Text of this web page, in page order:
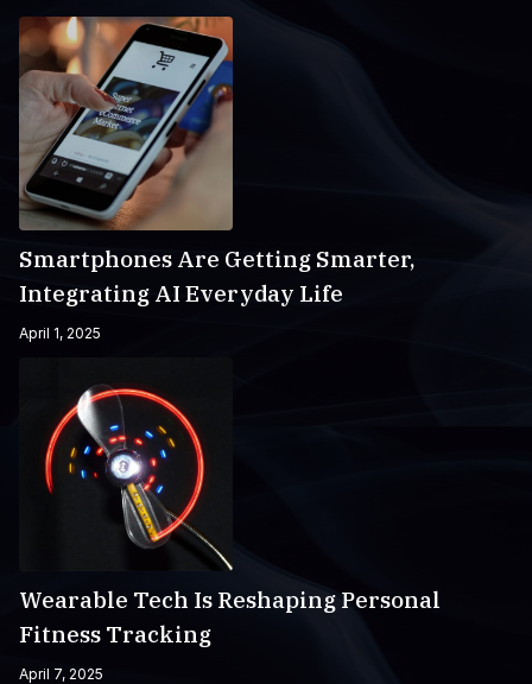
Smartphones Are Getting Smarter,
Integrating AI Everyday Life
April 1, 2025
Wearable Tech Is Reshaping Personal
Fitness Tracking
April 7, 2025